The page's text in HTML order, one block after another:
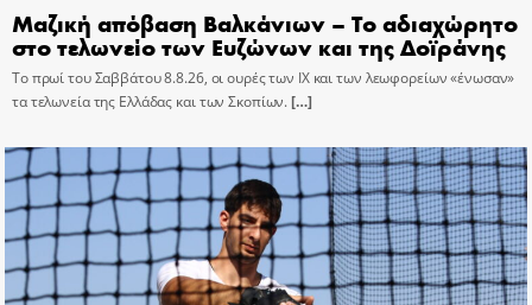
Μαζική απόβαση Βαλκάνιων – Το αδιαχώρητο
στο τελωνείο των Ευζώνων και της Δοϊράνης
Το πρωί του Σαββάτου 8.8.26, οι ουρές των ΙΧ και των λεωφορείων «ένωσαν»
τα τελωνεία της Ελλάδας και των Σκοπίων.[…]